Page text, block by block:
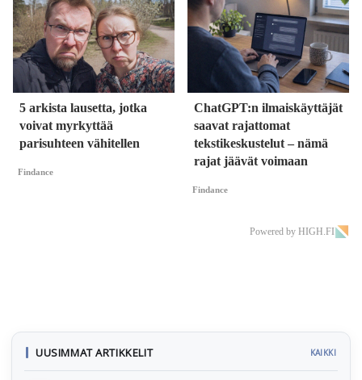
5 arkista lausetta, jotka
voivat myrkyttää
parisuhteen vähitellen
Findance
ChatGPT:n ilmaiskäyttäjät
saavat rajattomat
tekstikeskustelut – nämä
rajat jäävät voimaan
Findance
Powered by HIGH.FI
UUSIMMAT ARTIKKELIT KAIKKI